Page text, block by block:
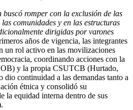
romper con la exclusión de las
comunidades y en las estructuras
dirigidas por varones
años de vigencia, las integrantes
un rol activo en las movilizaciones
coordinando acciones con la
y la propia CSUTCB (Hurtado,
dio continuidad a las demandas tanto a
étnica y consolidó su
la equidad interna dentro de sus